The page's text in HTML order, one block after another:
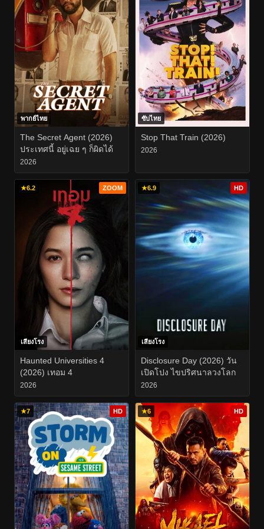
พากย์ไทย
The Secret Agent (2026)
ประเทศนี้ อยู่เฉย ๆ ก็ผิดได้
2026
ซับไทย
Stop That Train (2026)
2026
★6.2 ZOOM
เสียงโรง
Haunted Universities 4
(2026) เทอม 4
2026
★6.9 HD
เสียงโรง
Disclosure Day (2026) วัน
เปิดโปง ไขปริศนาลวงโลก
2026
★7 HD ★6 HD